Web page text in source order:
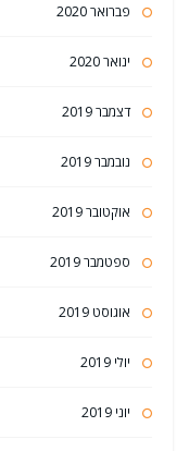
פברואר 2020
ינואר 2020
דצמבר 2019
נובמבר 2019
אוקטובר 2019
ספטמבר 2019
אוגוסט 2019
יולי 2019
יוני 2019